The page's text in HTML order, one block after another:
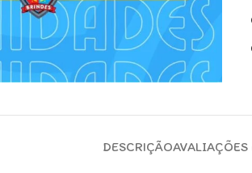
DESCRIÇÃOAVALIAÇÕES